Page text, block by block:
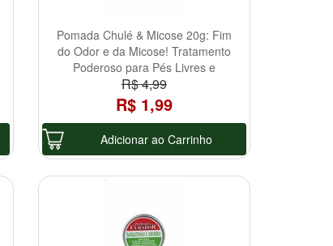
Pomada Chulé & Micose 20g: Fim
do Odor e da Micose! Tratamento
Poderoso para Pés Livres e
Saudáveis
R$ 4,99
R$ 1,99
Adicionar ao Carrinho